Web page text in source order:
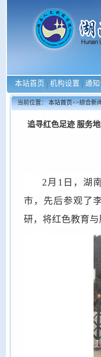
本站首页 | 机构设置 | 通
当前位置：本站首页>>综合新
追寻红色足迹 服务
2月1日，湖
市，先后参观了
研，将红色教育